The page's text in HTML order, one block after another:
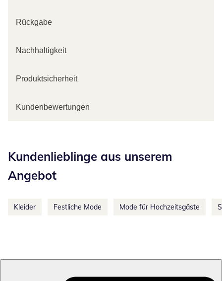
Rückgabe
Nachhaltigkeit
Produktsicherheit
Kundenbewertungen
Kundenlieblinge aus unserem
Angebot
Kleider Festliche Mode Mode für Hochzeitsgäste